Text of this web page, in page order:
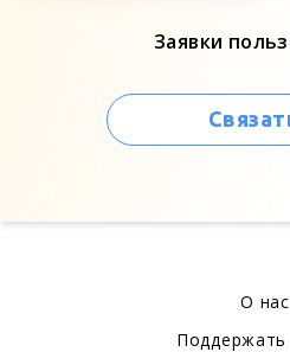
Заявки
О нас
Поддержать